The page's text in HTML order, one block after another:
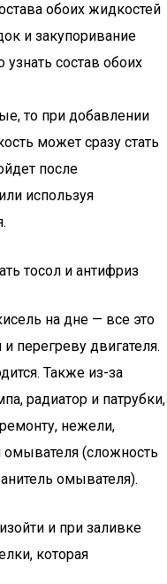
обоих жидкостей
и закупоривание
узнать состав обоих
то при добавлении
может сразу стать
после
используя
тосол и антифриз
на дне — все это
перегреву двигателя.
Также из-за
радиатор и патрубки,
нежели,
омывателя (сложность
омывателя).
и при заливке
которая